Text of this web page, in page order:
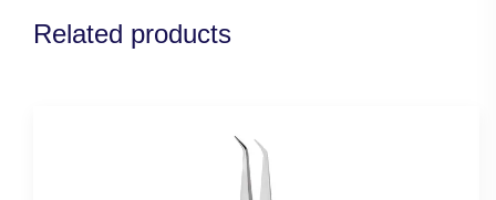
Related products